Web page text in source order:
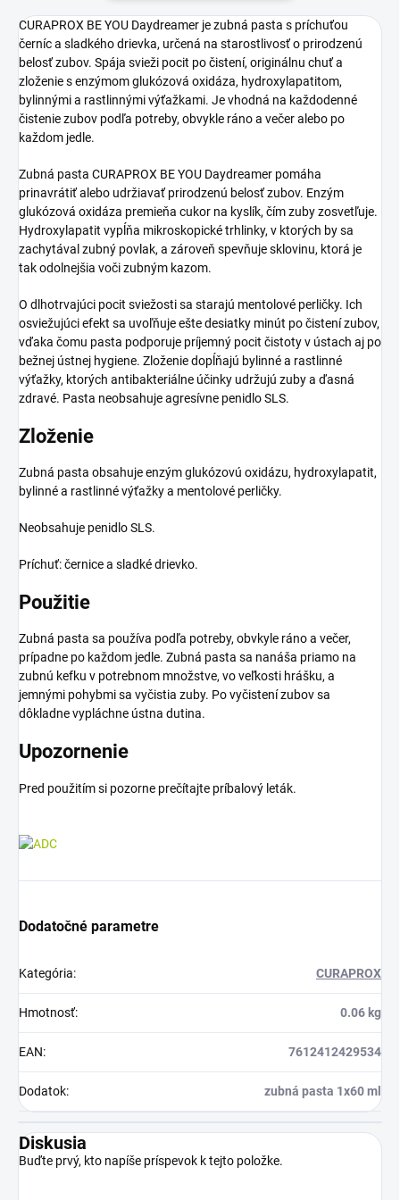
CURAPROX BE YOU Daydreamer je zubná pasta s príchuťou
černíc a sladkého drievka, určená na starostlivosť o prirodzenú
belosť zubov. Spája svieži pocit po čistení, originálnu chuť a
zloženie s enzýmom glukózová oxidáza, hydroxylapatitom,
bylinnými a rastlinnými výťažkami. Je vhodná na každodenné
čistenie zubov podľa potreby, obvykle ráno a večer alebo po
každom jedle.
Zubná pasta CURAPROX BE YOU Daydreamer pomáha
prinavrátiť alebo udržiavať prirodzenú belosť zubov. Enzým
glukózová oxidáza premieňa cukor na kyslík, čím zuby zosvetľuje.
Hydroxylapatit vypĺňa mikroskopické trhlinky, v ktorých by sa
zachytával zubný povlak, a zároveň spevňuje sklovinu, ktorá je
tak odolnejšia voči zubným kazom.
O dlhotrvajúci pocit sviežosti sa starajú mentolové perličky. Ich
osviežujúci efekt sa uvoľňuje ešte desiatky minút po čistení zubov,
vďaka čomu pasta podporuje príjemný pocit čistoty v ústach aj po
bežnej ústnej hygiene. Zloženie dopĺňajú bylinné a rastlinné
výťažky, ktorých antibakteriálne účinky udržujú zuby a ďasná
zdravé. Pasta neobsahuje agresívne penidlo SLS.
Zloženie
Zubná pasta obsahuje enzým glukózovú oxidázu, hydroxylapatit,
bylinné a rastlinné výťažky a mentolové perličky.
Neobsahuje penidlo SLS.
Príchuť: černice a sladké drievko.
Použitie
Zubná pasta sa používa podľa potreby, obvkyle ráno a večer,
prípadne po každom jedle. Zubná pasta sa nanáša priamo na
zubnú kefku v potrebnom množstve, vo veľkosti hrášku, a
jemnými pohybmi sa vyčistia zuby. Po vyčistení zubov sa
dôkladne vypláchne ústna dutina.
Upozornenie
Pred použitím si pozorne prečítajte príbalový leták.
Dodatočné parametre
Kategória: CURAPROX
Hmotnosť: 0.06 kg
EAN: 7612412429534
Dodatok: zubná pasta 1x60 ml
Diskusia
Buďte prvý, kto napíše príspevok k tejto položke.